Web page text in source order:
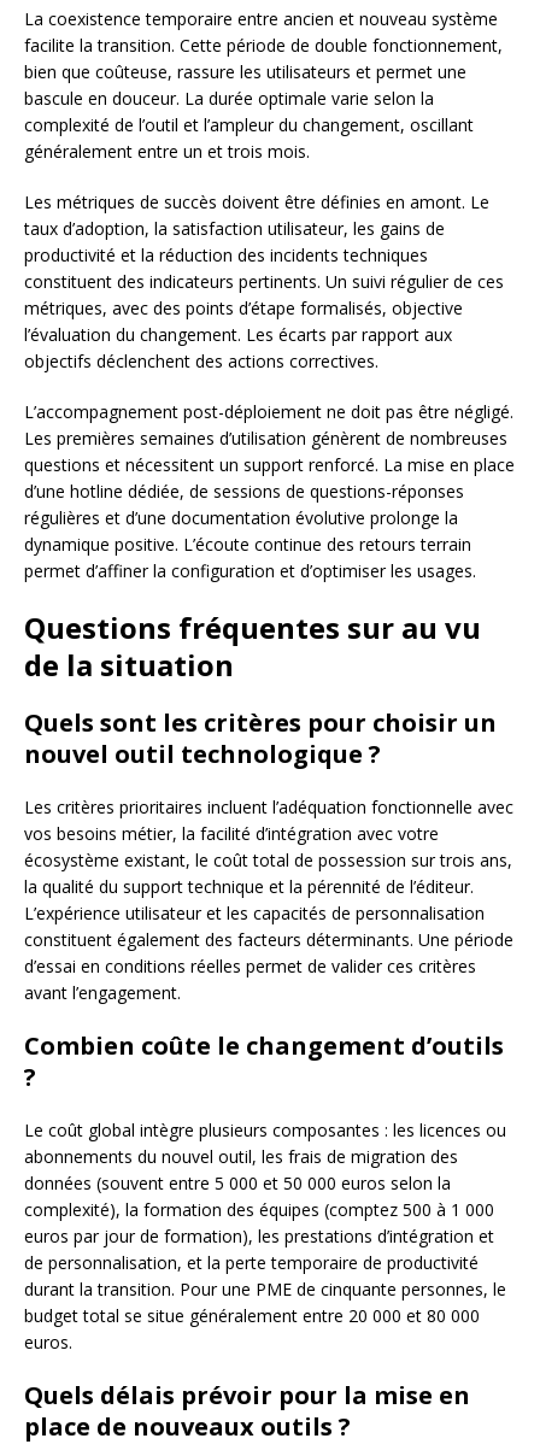
La coexistence temporaire entre ancien et nouveau système
facilite la transition. Cette période de double fonctionnement,
bien que coûteuse, rassure les utilisateurs et permet une
bascule en douceur. La durée optimale varie selon la
complexité de l’outil et l’ampleur du changement, oscillant
généralement entre un et trois mois.
Les métriques de succès doivent être définies en amont. Le
taux d’adoption, la satisfaction utilisateur, les gains de
productivité et la réduction des incidents techniques
constituent des indicateurs pertinents. Un suivi régulier de ces
métriques, avec des points d’étape formalisés, objective
l’évaluation du changement. Les écarts par rapport aux
objectifs déclenchent des actions correctives.
L’accompagnement post-déploiement ne doit pas être négligé.
Les premières semaines d’utilisation génèrent de nombreuses
questions et nécessitent un support renforcé. La mise en place
d’une hotline dédiée, de sessions de questions-réponses
régulières et d’une documentation évolutive prolonge la
dynamique positive. L’écoute continue des retours terrain
permet d’affiner la configuration et d’optimiser les usages.
Questions fréquentes sur au vu
de la situation
Quels sont les critères pour choisir un
nouvel outil technologique ?
Les critères prioritaires incluent l’adéquation fonctionnelle avec
vos besoins métier, la facilité d’intégration avec votre
écosystème existant, le coût total de possession sur trois ans,
la qualité du support technique et la pérennité de l’éditeur.
L’expérience utilisateur et les capacités de personnalisation
constituent également des facteurs déterminants. Une période
d’essai en conditions réelles permet de valider ces critères
avant l’engagement.
Combien coûte le changement d’outils
?
Le coût global intègre plusieurs composantes : les licences ou
abonnements du nouvel outil, les frais de migration des
données (souvent entre 5 000 et 50 000 euros selon la
complexité), la formation des équipes (comptez 500 à 1 000
euros par jour de formation), les prestations d’intégration et
de personnalisation, et la perte temporaire de productivité
durant la transition. Pour une PME de cinquante personnes, le
budget total se situe généralement entre 20 000 et 80 000
euros.
Quels délais prévoir pour la mise en
place de nouveaux outils ?